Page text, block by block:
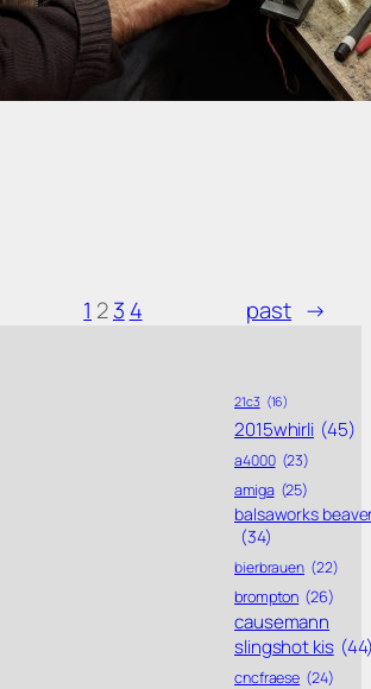
1 23 4 past →
21c3 (16)
2015whirli (45)
a4000 (23)
amiga (25)
balsaworks
(34)
bierbrauen (22)
brompton (26)
causemann
slingshot kis
cncfraese (24)